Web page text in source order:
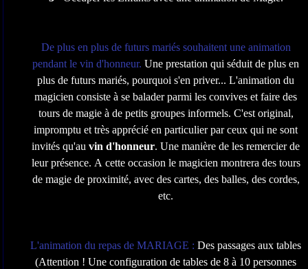
De plus en plus de futurs mariés souhaitent une animation
pendant le vin d'honneur. Une prestation qui séduit de plus en
plus de futurs mariés, pourquoi s'en priver... L'animation du
magicien consiste à se balader parmi les convives et faire des
tours de magie à de petits groupes informels. C'est original,
impromptu et très apprécié en particulier par ceux qui ne sont
invités qu'auvin d'honneur. Une manière de les remercier de
leur présence. A cette occasion le magicien montrera des tours
de magie de proximité, avec des cartes, des balles, des cordes,
etc.
L'animation du repas de MARIAGE : Des passages aux tables
(Attention ! Une configuration de tables de 8 à 10 personnes